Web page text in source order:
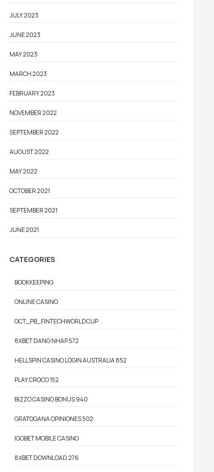
JULY 2023
JUNE 2023
MAY 2023
MARCH 2023
FEBRUARY 2023
NOVEMBER 2022
SEPTEMBER 2022
AUGUST 2022
MAY 2022
OCTOBER 2021
SEPTEMBER 2021
JUNE 2021
CATEGORIES
BOOKKEEPING
ONLINE CASINO
OCT_PB_FINTECHWORLDCUP
8XBET DANG NHAP 572
HELLSPIN CASINO LOGIN AUSTRALIA 852
PLAY CROCO 152
BIZZO CASINO BONUS 940
GRATOGANA OPINIONES 502
IGOBET MOBILE CASINO
8XBET DOWNLOAD 276